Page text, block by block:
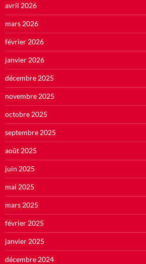
avril 2026
mars 2026
février 2026
janvier 2026
décembre 2025
novembre 2025
octobre 2025
septembre 2025
août 2025
juin 2025
mai 2025
mars 2025
février 2025
janvier 2025
décembre 2024